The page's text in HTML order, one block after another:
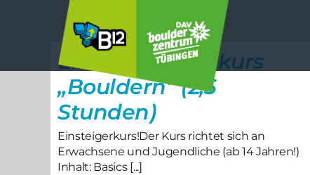
Einstieg/Grundkurs
„Bouldern” (2,5
Stunden)
Einsteigerkurs!Der Kurs richtet sich an
Erwachsene und Jugendliche (ab 14 Jahren!)
Inhalt: Basics [...]